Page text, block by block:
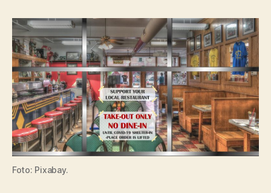
Foto: Pixabay.